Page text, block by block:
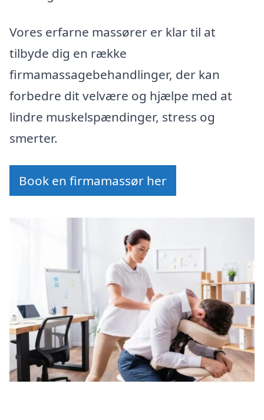
Vores erfarne massører er klar til at
tilbyde dig en række
firmamassagebehandlinger, der kan
forbedre dit velvære og hjælpe med at
lindre muskelspændinger, stress og
smerter.
Book en firmamassør her